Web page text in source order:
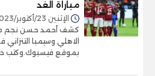
مباراة الغد
الإثنين 23/أكتوبر/2023 - 07:00 م
كشف أحمد حسن نجم
الاهلي وسيمبا
بموقع فيسبوك.وكتب